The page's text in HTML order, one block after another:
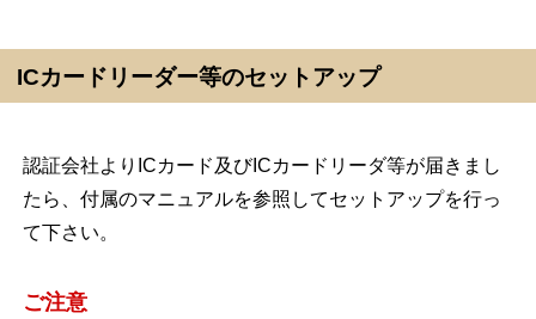
ICカードリーダー等のセットアップ
認証会社よりICカード及びICカードリーダ等が届きまし
たら、付属のマニュアルを参照してセットアップを行っ
て下さい。
ご注意